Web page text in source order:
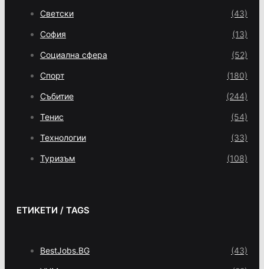
Светски (43)
София (13)
Социална сфера (52)
Спорт (180)
Събитие (244)
Тенис (54)
Технологии (33)
Туризъм (108)
ЕТИКЕТИ / TAGS
BestJobs.BG (43)